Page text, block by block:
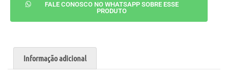
FALE CONOSCO NO WHATSAPP SOBRE ESSE
PRODUTO
Informação adicional